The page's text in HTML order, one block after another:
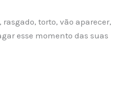
rasgado, torto, vão aparecer,
esse momento das suas